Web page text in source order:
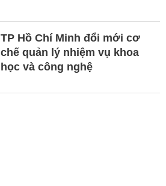
TP Hồ Chí Minh đổi mới cơ
chế quản lý nhiệm vụ khoa
học và công nghệ